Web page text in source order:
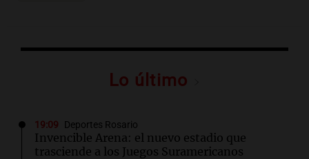
Lo último
19:09 Deportes Rosario
Invencible Arena: el nuevo estadio que
trasciende a los Juegos Suramericanos